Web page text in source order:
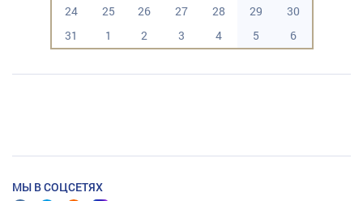
24
25 26 27 28 29
30
31
1 2 3 4 5 6
МЫ В СОЦСЕТЯХ